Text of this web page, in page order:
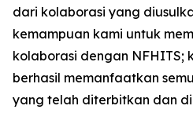
dari kolaborasi yang
kemampuan kami untuk
kolaborasi dengan NFHITS;
berhasil memanfaatkan
yang telah diterbitkan dan